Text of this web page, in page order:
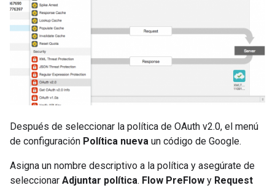
Después de seleccionar la política de OAuth v2.0, el menú
de configuración Política nueva un código de Google.
Asigna un nombre descriptivo a la política y asegúrate de
seleccionar Adjuntar política. Flow PreFlow y Request